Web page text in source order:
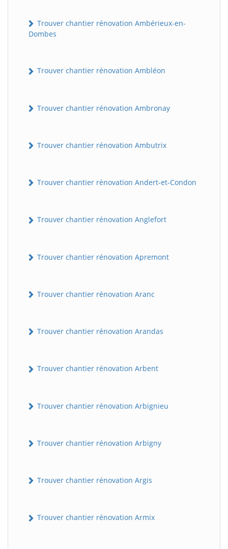
Trouver chantier rénovation Ambérieux-en-
Dombes
Trouver chantier rénovation Ambléon
Trouver chantier rénovation Ambronay
Trouver chantier rénovation Ambutrix
Trouver chantier rénovation Andert-et-Condon
Trouver chantier rénovation Anglefort
Trouver chantier rénovation Apremont
Trouver chantier rénovation Aranc
Trouver chantier rénovation Arandas
Trouver chantier rénovation Arbent
Trouver chantier rénovation Arbignieu
Trouver chantier rénovation Arbigny
Trouver chantier rénovation Argis
Trouver chantier rénovation Armix